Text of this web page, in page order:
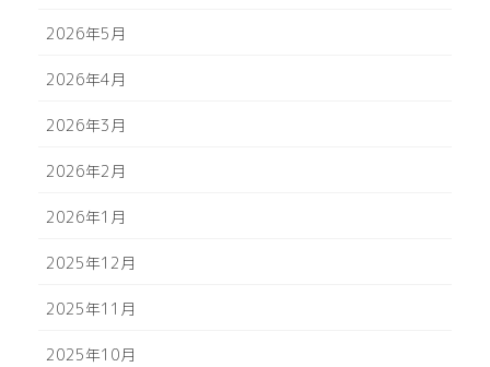
2026年5月
2026年4月
2026年3月
2026年2月
2026年1月
2025年12月
2025年11月
2025年10月